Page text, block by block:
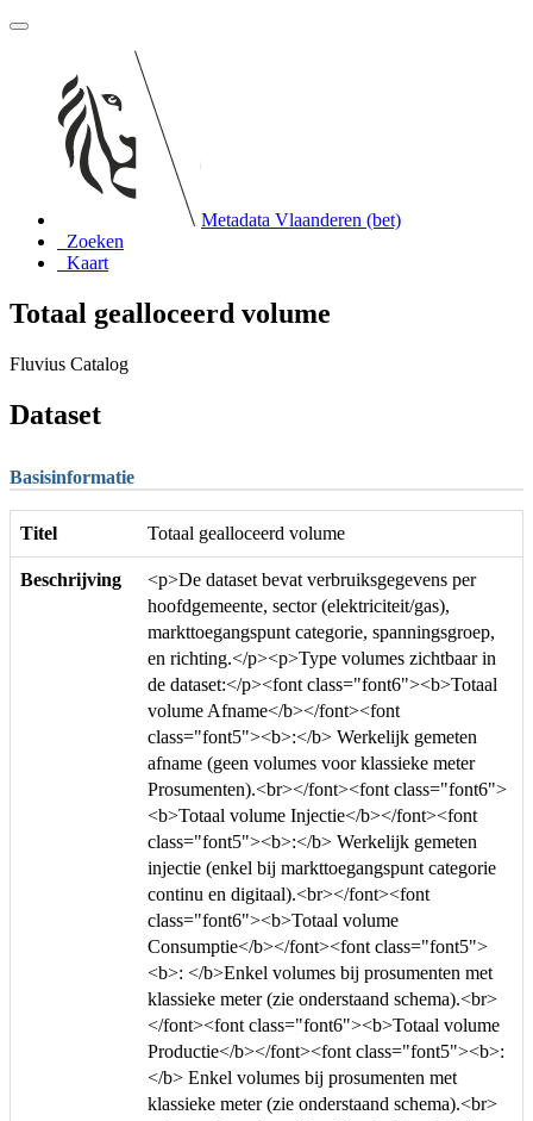
Metadata Vlaanderen (bet)
Zoeken
Kaart
Totaal gealloceerd volume
Fluvius Catalog
Dataset
Basisinformatie
Titel Totaal gealloceerd volume
Beschrijving
<p>De dataset bevat verbruiksgegevens per
hoofdgemeente, sector (elektriciteit/gas),
markttoegangspunt categorie, spanningsgroep,
en richting.</p><p>Type volumes zichtbaar in
de dataset:</p><font class="font6"><b>Totaal
volume Afname</b></font><font
class="font5"><b>:</b> Werkelijk gemeten
afname (geen volumes voor klassieke meter
Prosumenten).<br></font><font class="font6">
<b>Totaal volume Injectie</b></font><font
class="font5"><b>:</b> Werkelijk gemeten
injectie (enkel bij markttoegangspunt categorie
continu en digitaal).<br></font><font
class="font6"><b>Totaal volume
Consumptie</b></font><font class="font5">
<b>: </b>Enkel volumes bij prosumenten met
klassieke meter (zie onderstaand schema).<br>
</font><font class="font6"><b>Totaal volume
Productie</b></font><font class="font5"><b>:
</b> Enkel volumes bij prosumenten met
klassieke meter (zie onderstaand schema).<br>